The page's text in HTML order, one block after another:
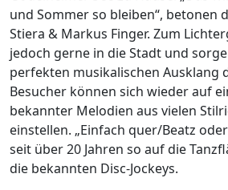
und Sommer so bleiben“, betonen
Stiera & Markus Finger. Zum
jedoch gerne in die Stadt und
perfekten musikalischen Ausklang
Besucher können sich wieder auf
bekannter Melodien aus vielen
einstellen. „Einfach quer/Beatz
seit über 20 Jahren so auf die
die bekannten Disc-Jockeys.